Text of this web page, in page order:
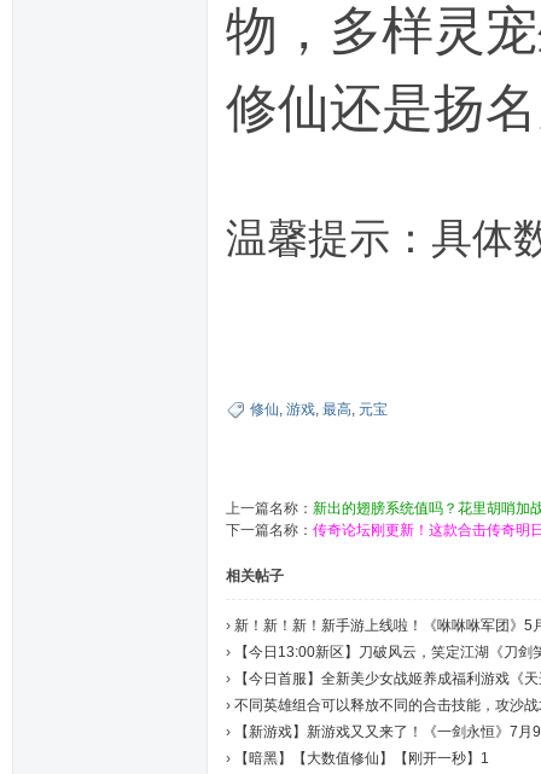
物，多样灵
修仙还是扬
温馨提示：具体
修仙, 游戏, 最高, 元宝
上一篇名称： 新出的翅膀系统值吗？花里胡哨加
下一篇名称： 传奇论坛刚更新！这款合击传奇明
相关帖子
› 新！新！新！新手游上线啦！《咻咻咻军团》5
›
【今日13:00新区】刀破风云，笑定江湖《刀
›
【今日首服】全新美少女战姬养成福利游戏《
› 不同英雄组合可以释放不同的合击技能，攻沙
›
【新游戏】新游戏又又来了！《一剑永恒》7月
›
【暗黑】【大数值修仙】【刚开一秒】1